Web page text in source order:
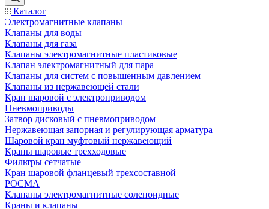
Каталог
Электромагнитные клапаны
Клапаны для воды
Клапаны для газа
Клапаны электромагнитные пластиковые
Клапан электромагнитный для пара
Клапаны для систем с повышенным давлением
Клапаны из нержавеющей стали
Кран шаровой с электроприводом
Пневмоприводы
Затвор дисковый с пневмоприводом
Нержавеющая запорная и регулирующая арматура
Шаровой кран муфтовый нержавеющий
Краны шаровые трехходовые
Фильтры сетчатые
Кран шаровой фланцевый трехсоставной
РОСМА
Клапаны электромагнитные соленоидные
Краны и клапаны